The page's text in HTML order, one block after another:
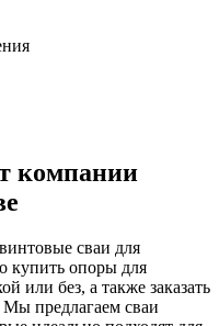
компании
сваи для
купить опоры для
или без, а также заказать
предлагаем сваи